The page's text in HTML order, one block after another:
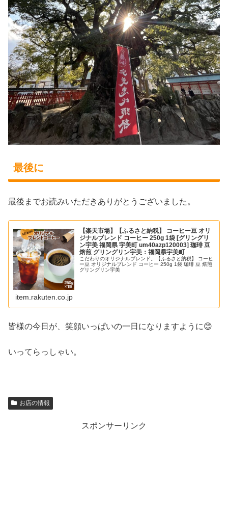
最後に
最後までお読みいただきありがとうございました。
【楽天市場】【ふるさと納税】 コーヒー豆 オリ
ジナルブレンド コーヒー 250g 1袋 [グリングリ
ン宇美 福岡県 宇美町 um40azp120003] 珈琲 豆
焙煎 グリングリン宇美：福岡県宇美町
こだわりのオリジナルブレンド。【ふるさと納税】 コーヒ
ー豆 オリジナルブレンド コーヒー 250g 1袋 珈琲 豆 焙煎
グリングリン宇美
item.rakuten.co.jp
皆様の今日が、笑顔いっぱいの一日になりますように😊
いってらっしゃい。
お店の情報
スポンサーリンク